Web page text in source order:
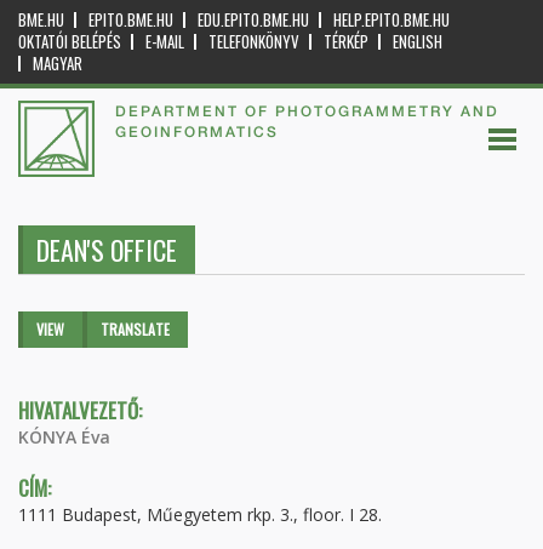
BME.HU EPITO.BME.HU EDU.EPITO.BME.HU
HELP.EPITO.BME.HU
OKTATÓI BELÉPÉS
E-MAIL TELEFONKÖNYV TÉRKÉP
ENGLISH
MAGYAR
DEPARTMENT OF PHOTOGRAMMETRY AND
GEOINFORMATICS
DEAN'S OFFICE
Primary tabs
VIEW (ACTIVETRANSLATE
HIVATALVEZETŐ:
KÓNYA Éva
CÍM:
1111 Budapest, Műegyetem rkp. 3., floor. I 28.